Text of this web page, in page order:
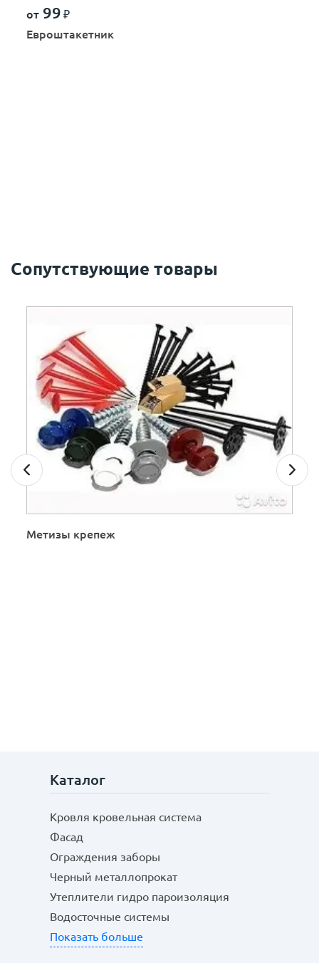
от 99 ₽
Евроштакетник
Сопутствующие товары
Метизы крепеж
Каталог
Кровля кровельная система
Фасад
Ограждения заборы
Черный металлопрокат
Утеплители гидро пароизоляция
Водосточные системы
Показать больше